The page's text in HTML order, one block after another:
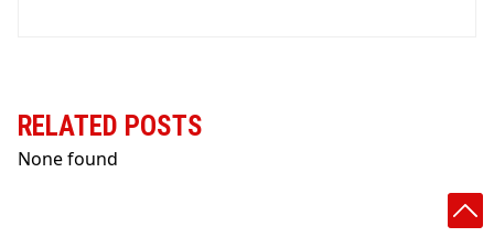
RELATED POSTS
None found